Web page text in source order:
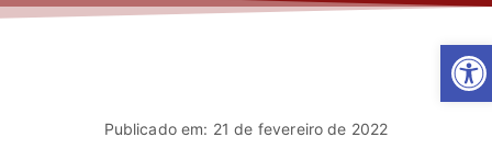
Publicado em: 21 de fevereiro de 2022